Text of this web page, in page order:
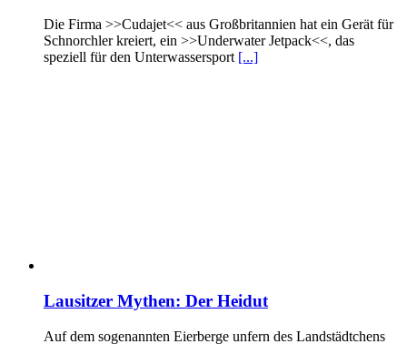
Die Firma >>Cudajet<< aus Großbritannien hat ein Gerät für
Schnorchler kreiert, ein >>Underwater Jetpack<<, das
speziell für den Unterwassersport [...]
Lausitzer Mythen: Der Heidut
Auf dem sogenannten Eierberge unfern des Landstädtchens